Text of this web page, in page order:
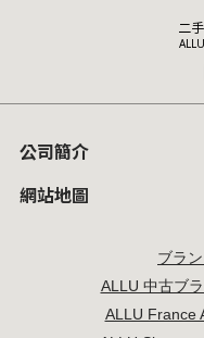
二
公司簡介
網站地圖
ブラ
ALLU 中古ブ
ALLU France